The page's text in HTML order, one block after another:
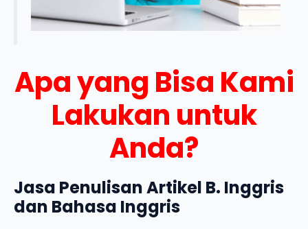
Apa yang Bisa Kami
Lakukan untuk
Anda?
Jasa Penulisan Artikel B. Inggris
dan Bahasa Inggris